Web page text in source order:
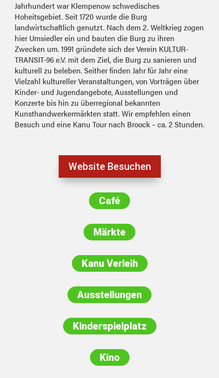
Jahrhundert war Klempenow schwedisches
Hoheitsgebiet. Seit 1720 wurde die Burg
landwirtschaftlich genutzt. Nach dem 2. Weltkrieg zogen
hier Umsiedler ein und bauten die Burg zu ihren
Zwecken um. 1991 gründete sich der Verein KULTUR-
TRANSIT-96 e.V. mit dem Ziel, die Burg zu sanieren und
kulturell zu beleben. Seither finden Jahr für Jahr eine
Vielzahl kultureller Veranstaltungen, von Vorträgen über
Kinder- und Jugendangebote, Ausstellungen und
Konzerte bis hin zu überregional bekannten
Kunsthandwerkermärkten statt. Wir empfehlen einen
Besuch und eine Kanu Tour nach Broock – ca. 2 Stunden.
Website Besuchen
Café
Märkte
Kanu Verleih
Ausstellungen
Kinderspielplatz
Kino